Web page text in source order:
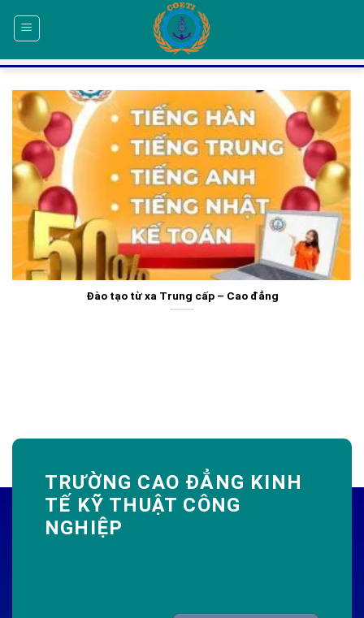
Đào tạo từ xa Trung cấp – Cao đẳng
TRƯỜNG CAO ĐẲNG KINH
TẾ KỸ THUẬT CÔNG
NGHIỆP